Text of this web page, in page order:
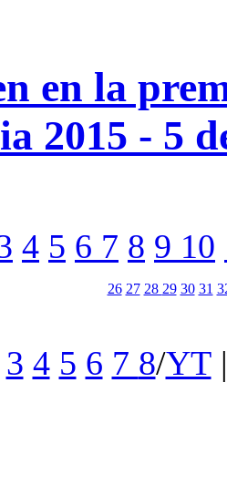
en la
2015 - 5
4 5 6 7 8 9 10
26 27 28 29 30 31
3 4 5 6 7 8/YT